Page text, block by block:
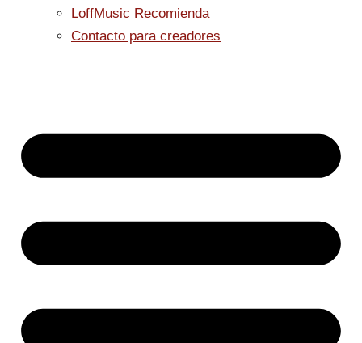
LoffMusic Recomienda
Contacto para creadores